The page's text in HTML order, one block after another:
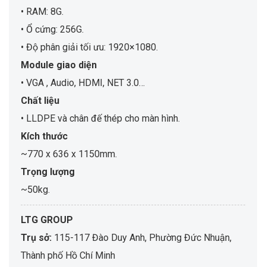
• RAM: 8G.
• Ổ cứng: 256G.
• Độ phân giải tối ưu: 1920×1080.
Module giao diện
• VGA , Audio, HDMI, NET 3.0…
Chất liệu
• LLDPE và chân đế thép cho màn hình.
Kích thước
~770 x 636 x 1150mm.
Trọng lượng
~50kg.
LTG GROUP
Trụ sở: 115-117 Đào Duy Anh, Phường Đức Nhuận,
Thành phố Hồ Chí Minh